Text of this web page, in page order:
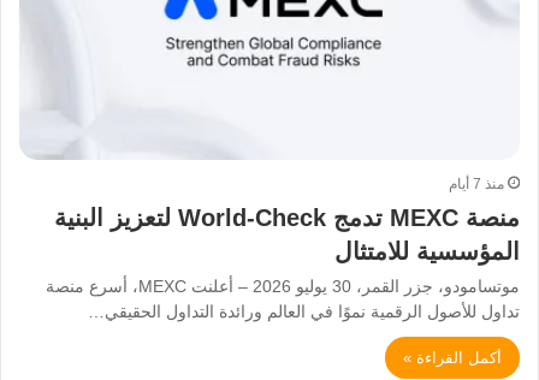
منذ 7 أيام
منصة MEXC تدمج World-Check لتعزيز البنية
المؤسسية للامتثال
موتسامودو، جزر القمر، 30 يوليو 2026 – أعلنت MEXC، أسرع منصة
تداول للأصول الرقمية نموًا في العالم ورائدة التداول الحقيقي…
أكمل القراءة »